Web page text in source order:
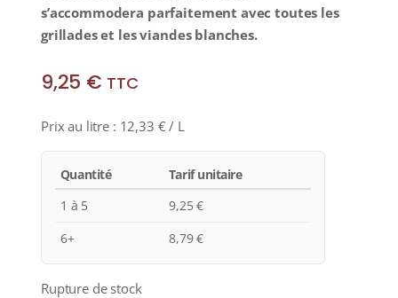
s’accommodera parfaitement avec toutes les
grillades et les viandes blanches.
9,25 € TTC
Prix au litre : 12,33 € / L
Quantité
Tarif unitaire
1 à 5
9,25€
6+
8,79€
Rupture de stock